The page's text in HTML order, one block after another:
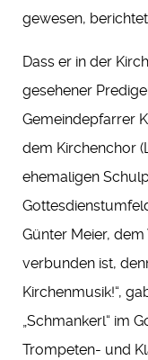
gewesen,
Dass er in der
gesehener
Gemeindepfarrer
dem Kirchenchor
ehemaligen
Günter Meier,
verbunden ist,
Kirchenmusik!“,
„Schmankerl“ im
Trompeten- und